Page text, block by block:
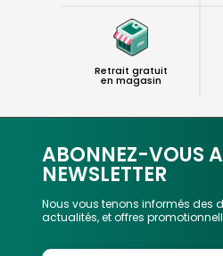
Retrait gratuit
en magasin
ABONNEZ-VOUS
NEWSLETTER
Nous vous tenons informés des
actualités, et offres